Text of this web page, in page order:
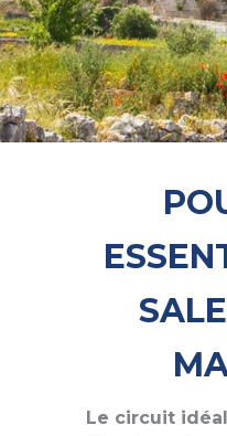
Le circuit